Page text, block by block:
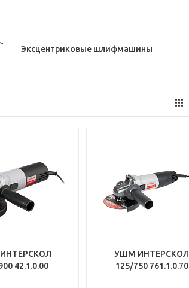
Эксцентриковые шлифмашины
125/900 42.1.0.00
УШМ ИНТЕРСКОЛ
125/750 761.1.0.70